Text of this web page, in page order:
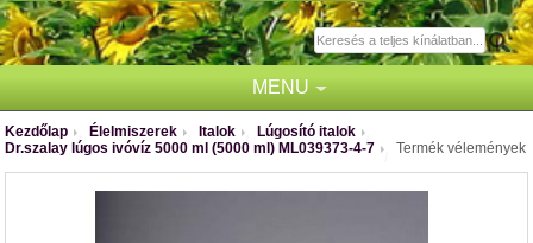
MENU
Kezdőlap
/
Élelmiszerek Italok
/
Lúgosító italok
/
Dr.szalay lúgos ivóvíz 5000 ml (5000 ml) ML039373-4-7 Termék vélemények